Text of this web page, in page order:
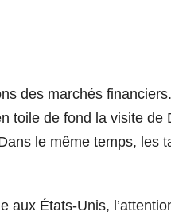
des marchés
toile de fond la visite de
le même temps, les
aux États-Unis,